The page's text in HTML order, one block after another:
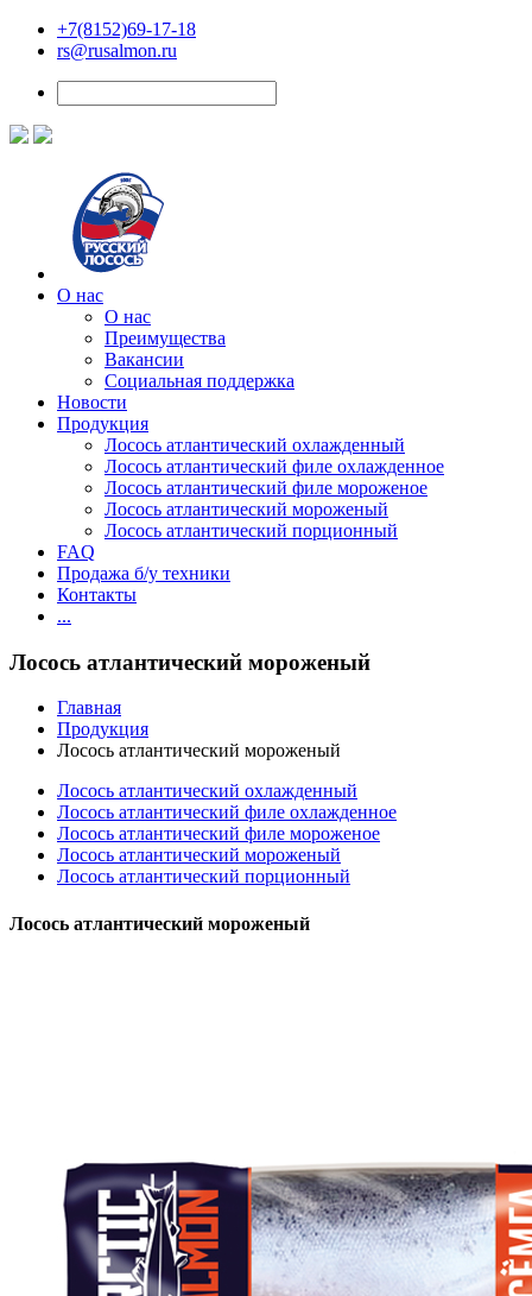
+7(8152)69-17-18
rs@rusalmon.ru
О нас
О нас
Преимущества
Вакансии
Социальная поддержка
Новости
Продукция
Лосось атлантический охлажденный
Лосось атлантический филе охлажденное
Лосось атлантический филе мороженое
Лосось атлантический мороженый
Лосось атлантический порционный
FAQ
Продажа б/у техники
Контакты
...
Лосось атлантический мороженый
Главная
Продукция
Лосось атлантический мороженый
Лосось атлантический охлажденный
Лосось атлантический филе охлажденное
Лосось атлантический филе мороженое
Лосось атлантический мороженый
Лосось атлантический порционный
Лосось атлантический мороженый